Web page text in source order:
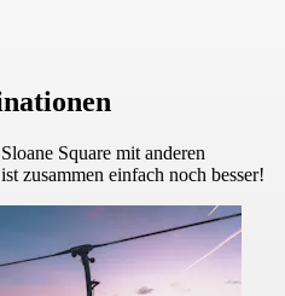
Square mit anderen
zusammen einfach noch besser!